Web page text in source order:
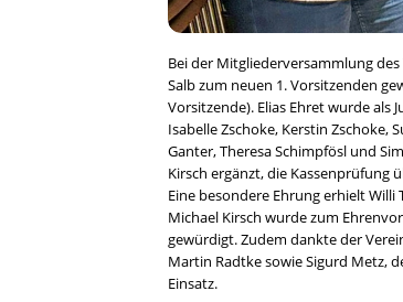
Bei der Mitgliederversammlung
Salb zum neuen 1. Vorsitzenden
Vorsitzende). Elias Ehret wurde
Isabelle Zschoke, Kerstin Zschoke,
Ganter, Theresa Schimpfösl und
Kirsch ergänzt, die
Eine besondere Ehrung erhielt Willi
Michael Kirsch wurde zum
gewürdigt. Zudem dankte der
Martin Radtke sowie Sigurd Metz,
Einsatz.